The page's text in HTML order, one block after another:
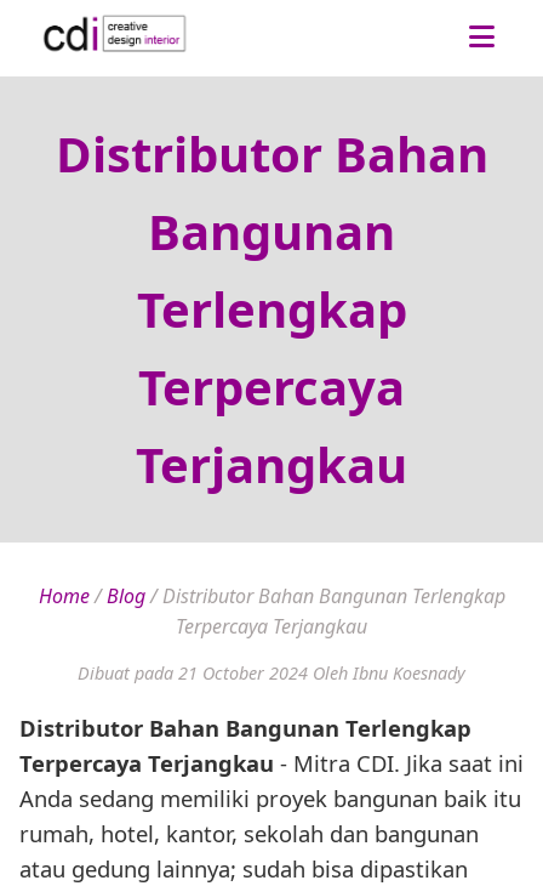
Distributor Bahan
Bangunan
Terlengkap
Terpercaya
Terjangkau
Home/Blog/Distributor Bahan Bangunan Terlengkap
Terpercaya Terjangkau
Dibuat pada 21 October 2024 Oleh Ibnu Koesnady
Distributor Bahan Bangunan Terlengkap
Terpercaya Terjangkau - Mitra CDI. Jika saat ini
Anda sedang memiliki proyek bangunan baik itu
rumah, hotel, kantor, sekolah dan bangunan
atau gedung lainnya; sudah bisa dipastikan